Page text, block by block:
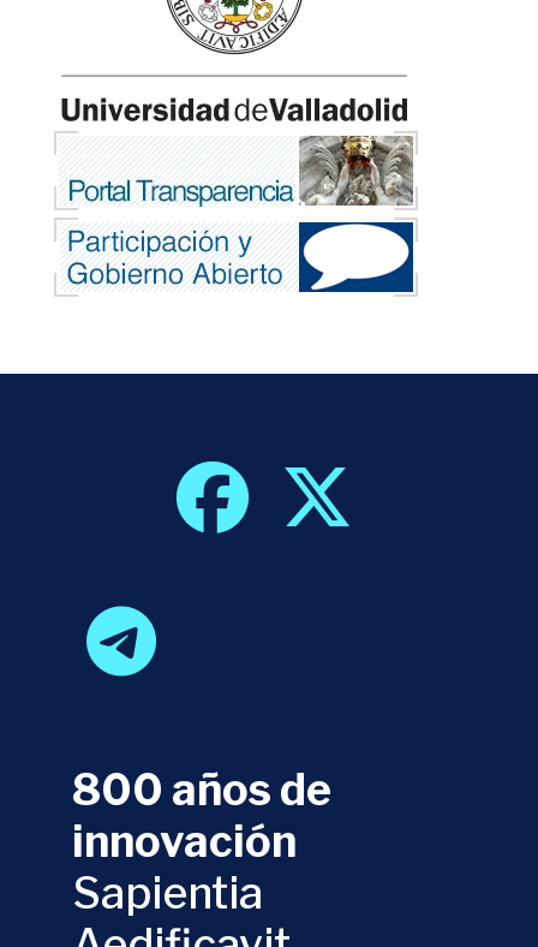
800 años de
innovación
Sapientia